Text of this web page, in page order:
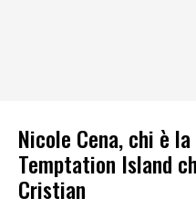
Nicole Cena, chi è
Temptation Island
Cristian